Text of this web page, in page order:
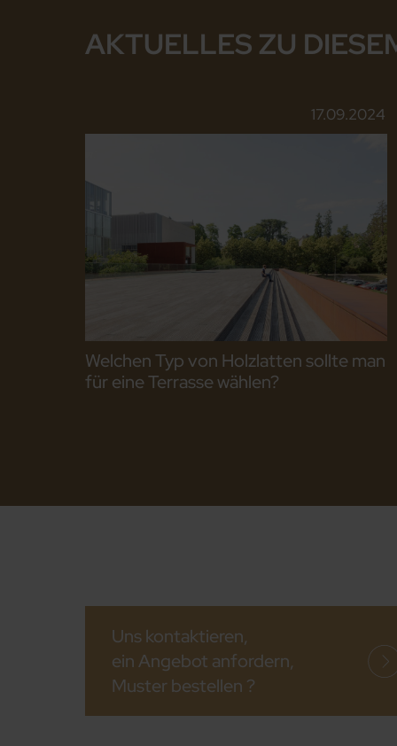
AKTUELLES ZU
17.09.2024
Welchen Typ von Holzlatten sollte man
für eine Terrasse wählen?
Uns kontaktieren,
ein Angebot anfordern,
Muster bestellen ?